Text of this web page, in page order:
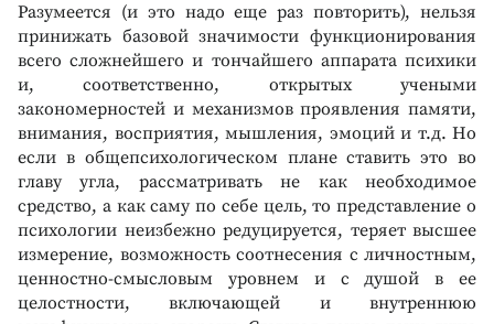
Разумеется (и это надо еще раз повторить), нельзя
принижать базовой значимости функционирования
всего сложнейшего и тончайшего аппарата психики
и, соответственно, открытых учеными
закономерностей и механизмов проявления памяти,
внимания, восприятия, мышления, эмоций и т.д. Но
если в общепсихологическом плане ставить это во
главу угла, рассматривать не как необходимое
средство, а как саму по себе цель, то представление о
психологии неизбежно редуцируется, теряет высшее
измерение, возможность соотнесения с личностным,
ценностно-смысловым уровнем и с душой в ее
целостности, включающей и внутреннюю